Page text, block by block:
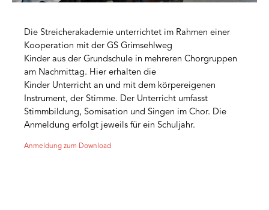
Die Streicherakademie unterrichtet im Rahmen einer
Kooperation mit der GS Grimsehlweg
Kinder aus der Grundschule in mehreren Chorgruppen
am Nachmittag. Hier erhalten die
Kinder Unterricht an und mit dem körpereigenen
Instrument, der Stimme. Der Unterricht umfasst
Stimmbildung, Somisation und Singen im Chor. Die
Anmeldung erfolgt jeweils für ein Schuljahr.
Anmeldung zum Download